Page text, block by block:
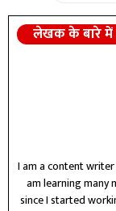
लेखक के बारे में
I am a content
am learning many
since I started